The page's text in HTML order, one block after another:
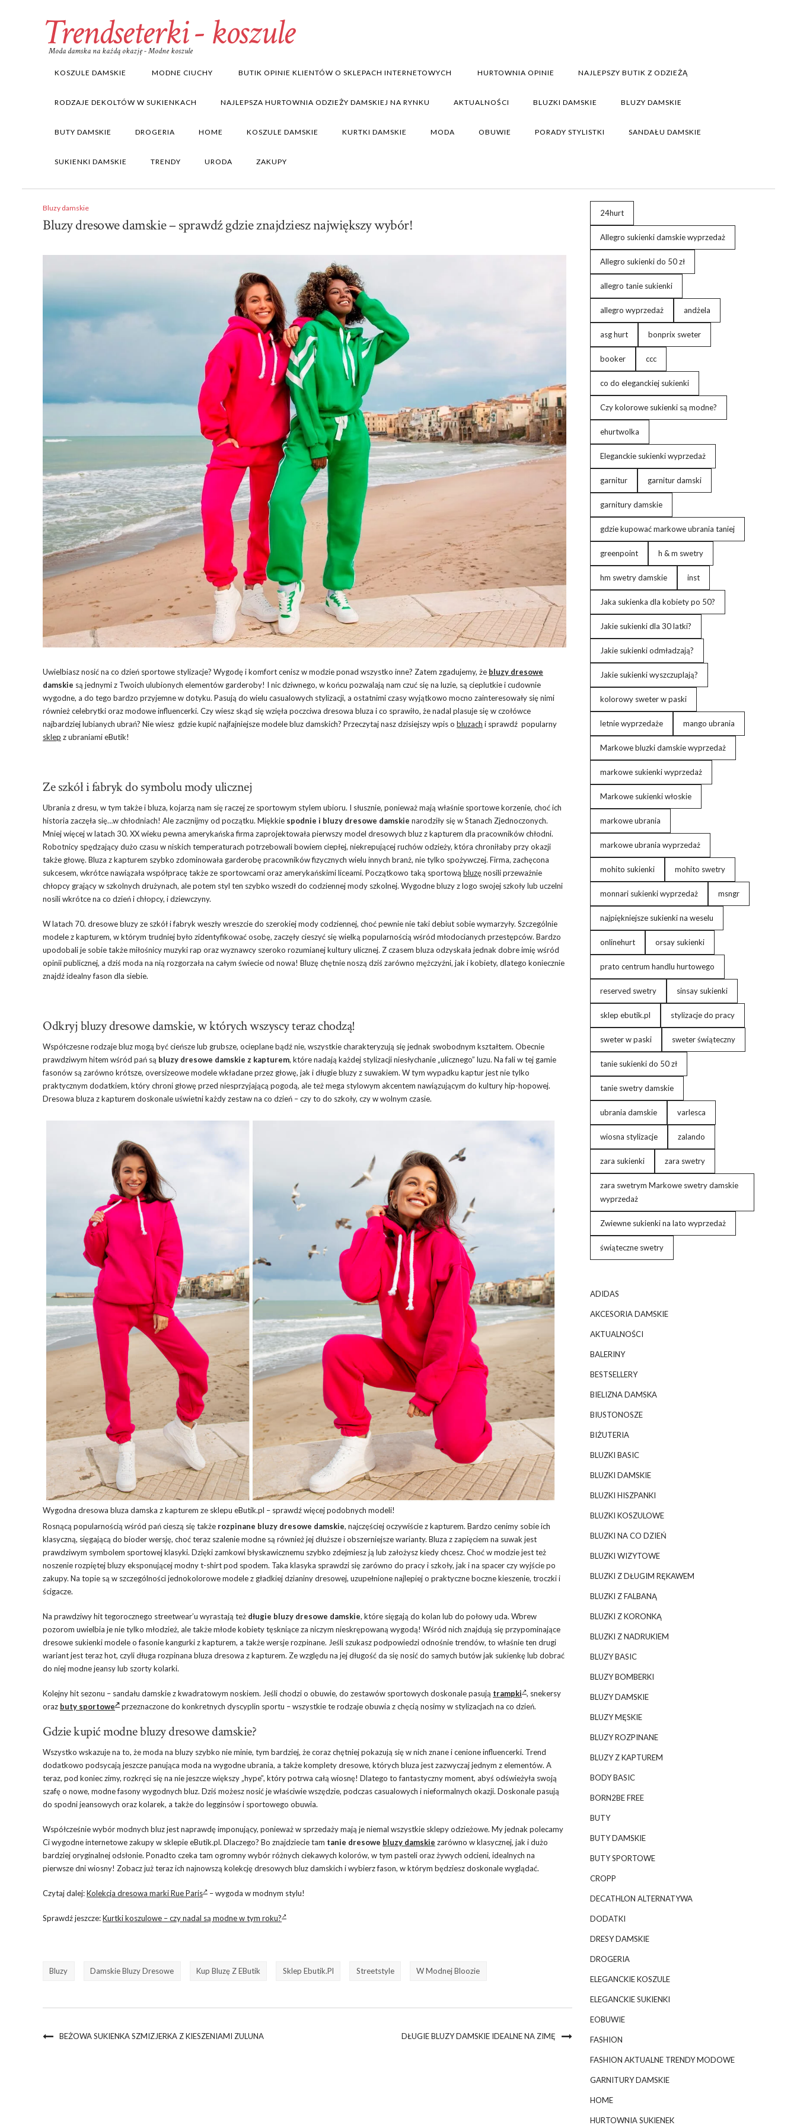
Trendseterki - koszule
Moda damska na każdą okazję - Modne koszule
KOSZULE DAMSKIE MODNE CIUCHY BUTIK OPINIE KLIENTÓW O SKLEPACH INTERNETOWYCH HURTOWNIA OPINIE NAJLEPSZY BUTIK Z ODZIEŻĄ
RODZAJE DEKOLTÓW W SUKIENKACH NAJLEPSZA HURTOWNIA ODZIEŻY DAMSKIEJ NA RYNKU AKTUALNOŚCI BLUZKI DAMSKIE BLUZY DAMSKIE
BUTY DAMSKIE DROGERIA HOME KOSZULE DAMSKIE KURTKI DAMSKIE MODA OBUWIE PORADY STYLISTKI SANDAŁU DAMSKIE
SUKIENKI DAMSKIE TRENDY URODA ZAKUPY
Bluzy damskie
Bluzy dresowe damskie – sprawdź gdzie znajdziesz największy wybór!
Uwielbiasz nosić na co dzień sportowe stylizacje? Wygodę i komfort cenisz w modzie ponad wszystko inne? Zatem zgadujemy, że bluzy dresowe
damskie są jednymi z Twoich ulubionych elementów garderoby! I nic dziwnego, w końcu pozwalają nam czuć się na luzie, są cieplutkie i cudownie
wygodne, a do tego bardzo przyjemne w dotyku. Pasują do wielu casualowych stylizacji, a ostatnimi czasy wyjątkowo mocno zainteresowały się nimi
również celebrytki oraz modowe influencerki. Czy wiesz skąd się wzięła poczciwa dresowa bluza i co sprawiło, że nadal plasuje się w czołówce
najbardziej lubianych ubrań? Nie wiesz gdzie kupić najfajniejsze modele bluz damskich? Przeczytaj nasz dzisiejszy wpis o bluzach i sprawdź popularny
sklep z ubraniami eButik!
Ze szkół i fabryk do symbolu mody ulicznej
Ubrania z dresu, w tym także i bluza, kojarzą nam się raczej ze sportowym stylem ubioru. I słusznie, ponieważ mają właśnie sportowe korzenie, choć ich
historia zaczęła się…w chłodniach! Ale zacznijmy od początku. Miękkie spodnie i bluzy dresowe damskie narodziły się w Stanach Zjednoczonych.
Mniej więcej w latach 30. XX wieku pewna amerykańska firma zaprojektowała pierwszy model dresowych bluz z kapturem dla pracowników chłodni.
Robotnicy spędzający dużo czasu w niskich temperaturach potrzebowali bowiem ciepłej, niekrepującej ruchów odzieży, która chroniłaby przy okazji
także głowę. Bluza z kapturem szybko zdominowała garderobę pracowników fizycznych wielu innych branż, nie tylko spożywczej. Firma, zachęcona
sukcesem, wkrótce nawiązała współpracę także ze sportowcami oraz amerykańskimi liceami. Początkowo taką sportową bluzęnosili przeważnie
chłopcy grający w szkolnych drużynach, ale potem styl ten szybko wszedł do codziennej mody szkolnej. Wygodne bluzy z logo swojej szkoły lub uczelni
nosili wkrótce na co dzień i chłopcy, i dziewczyny.
W latach 70. dresowe bluzy ze szkół i fabryk weszły wreszcie do szerokiej mody codziennej, choć pewnie nie taki debiut sobie wymarzyły. Szczególnie
modele z kapturem, w którym trudniej było zidentyfikować osobę, zaczęły cieszyć się wielką popularnością wśród młodocianych przestępców. Bardzo
upodobali je sobie także miłośnicy muzyki rap oraz wyznawcy szeroko rozumianej kultury ulicznej. Z czasem bluza odzyskała jednak dobre imię wśród
opinii publicznej, a dziś moda na nią rozgorzała na całym świecie od nowa! Bluzę chętnie noszą dziś zarówno mężczyźni, jak i kobiety, dlatego koniecznie
znajdź idealny fason dla siebie.
Odkryj bluzy dresowe damskie, w których wszyscy teraz chodzą!
Współczesne rodzaje bluz mogą być cieńsze lub grubsze, ocieplane bądź nie, wszystkie charakteryzują się jednak swobodnym kształtem. Obecnie
prawdziwym hitem wśród pań są bluzy dresowe damskie z kapturem, które nadają każdej stylizacji niesłychanie „ulicznego” luzu. Na fali w tej gamie
fasonów są zarówno krótsze, oversizeowe modele wkładane przez głowę, jak i długie bluzy z suwakiem. W tym wypadku kaptur jest nie tylko
praktycznym dodatkiem, który chroni głowę przed niesprzyjającą pogodą, ale też mega stylowym akcentem nawiązującym do kultury hip-hopowej.
Dresowa bluza z kapturem doskonale uświetni każdy zestaw na co dzień – czy to do szkoły, czy w wolnym czasie.
Wygodna dresowa bluza damska z kapturem ze sklepu eButik.pl – sprawdź więcej podobnych modeli!
Rosnącą popularnością wśród pań cieszą się także rozpinane bluzy dresowe damskie, najczęściej oczywiście z kapturem. Bardzo cenimy sobie ich
klasyczną, sięgającą do bioder wersję, choć teraz szalenie modne są również jej dłuższe i obszerniejsze warianty. Bluza z zapięciem na suwak jest
prawdziwym symbolem sportowej klasyki. Dzięki zamkowi błyskawicznemu szybko zdejmiesz ją lub założysz kiedy chcesz. Choć w modzie jest też
noszenie rozpiętej bluzy eksponującej modny t-shirt pod spodem. Taka klasyka sprawdzi się zarówno do pracy i szkoły, jak i na spacer czy wyjście po
zakupy. Na topie są w szczególności jednokolorowe modele z gładkiej dzianiny dresowej, uzupełnione najlepiej o praktyczne boczne kieszenie, troczki i
ścigacze.
Na prawdziwy hit tegorocznego streetwear’u wyrastają też długie bluzy dresowe damskie, które sięgają do kolan lub do połowy uda. Wbrew
pozorom uwielbia je nie tylko młodzież, ale także młode kobiety tęskniące za niczym nieskrępowaną wygodą! Wśród nich znajdują się przypominające
dresowe sukienki modele o fasonie kangurki z kapturem, a także wersje rozpinane. Jeśli szukasz podpowiedzi odnośnie trendów, to właśnie ten drugi
wariant jest teraz hot, czyli długa rozpinana bluza dresowa z kapturem. Ze względu na jej długość da się nosić do samych butów jak sukienkę lub dobrać
do niej modne jeansy lub szorty kolarki.
Kolejny hit sezonu – sandału damskie z kwadratowym noskiem. Jeśli chodzi o obuwie, do zestawów sportowych doskonale pasują trampki , snekersy
oraz buty sportowe przeznaczone do konkretnych dyscyplin sportu – wszystkie te rodzaje obuwia z chęcią nosimy w stylizacjach na co dzień.
Gdzie kupić modne bluzy dresowe damskie?
Wszystko wskazuje na to, że moda na bluzy szybko nie minie, tym bardziej, że coraz chętniej pokazują się w nich znane i cenione influencerki. Trend
dodatkowo podsycają jeszcze panująca moda na wygodne ubrania, a także komplety dresowe, których bluza jest zazwyczaj jednym z elementów. A
teraz, pod koniec zimy, rozkręci się na nie jeszcze większy „hype”, który potrwa całą wiosnę! Dlatego to fantastyczny moment, abyś odświeżyła swoją
szafę o nowe, modne fasony wygodnych bluz. Dziś możesz nosić je właściwie wszędzie, podczas casualowych i nieformalnych okazji. Doskonale pasują
do spodni jeansowych oraz kolarek, a także do legginsów i sportowego obuwia.
Współcześnie wybór modnych bluz jest naprawdę imponujący, ponieważ w sprzedaży mają je niemal wszystkie sklepy odzieżowe. My jednak polecamy
Ci wygodne internetowe zakupy w sklepie eButik.pl. Dlaczego? Bo znajdziecie tam tanie dresowe bluzy damskie zarówno w klasycznej, jak i dużo
bardziej oryginalnej odsłonie. Ponadto czeka tam ogromny wybór różnych ciekawych kolorów, w tym pasteli oraz żywych odcieni, idealnych na
pierwsze dni wiosny! Zobacz już teraz ich najnowszą kolekcję dresowych bluz damskich i wybierz fason, w którym będziesz doskonale wyglądać.
Czytaj dalej:Kolekcja dresowa marki Rue Paris – wygoda w modnym stylu!
Sprawdź jeszcze:Kurtki koszulowe – czy nadal są modne w tym roku?
Bluzy Damskie Bluzy Dresowe Kup Bluzę Z EButik Sklep Ebutik.pl Streetstyle W Modnej Bloozie
BEŻOWA SUKIENKA SZMIZJERKA Z KIESZENIAMI ZULUNA DŁUGIE BLUZY DAMSKIE IDEALNE NA ZIMĘ
24hurt
Allegro sukienki damskie wyprzedaż
Allegro sukienki do 50 zł
allegro tanie sukienki
allegro wyprzedaż andżela
asg hurt bonprix sweter
booker ccc
co do eleganckiej sukienki
Czy kolorowe sukienki są modne?
ehurtwolka
Eleganckie sukienki wyprzedaż
garnitur garnitur damski
garnitury damskie
gdzie kupować markowe ubrania taniej
greenpoint h & m swetry
hm swetry damskie inst
Jaka sukienka dla kobiety po 50?
Jakie sukienki dla 30 latki?
Jakie sukienki odmładzają?
Jakie sukienki wyszczuplają?
kolorowy sweter w paski
letnie wyprzedaże mango ubrania
Markowe bluzki damskie wyprzedaż
markowe sukienki wyprzedaż
Markowe sukienki włoskie
markowe ubrania
markowe ubrania wyprzedaż
mohito sukienki mohito swetry
monnari sukienki wyprzedaż msngr
najpiękniejsze sukienki na weselu
onlinehurt orsay sukienki
prato centrum handlu hurtowego
reserved swetry sinsay sukienki
sklep ebutik.pl stylizacje do pracy
sweter w paski sweter świąteczny
tanie sukienki do 50 zł
tanie swetry damskie
ubrania damskie varlesca
wiosna stylizacje zalando
zara sukienki zara swetry
zara swetrym Markowe swetry damskie
wyprzedaż
Zwiewne sukienki na lato wyprzedaż
świąteczne swetry
ADIDAS
AKCESORIA DAMSKIE
AKTUALNOŚCI
BALERINY
BESTSELLERY
BIELIZNA DAMSKA
BIUSTONOSZE
BIŻUTERIA
BLUZKI BASIC
BLUZKI DAMSKIE
BLUZKI HISZPANKI
BLUZKI KOSZULOWE
BLUZKI NA CO DZIEŃ
BLUZKI WIZYTOWE
BLUZKI Z DŁUGIM RĘKAWEM
BLUZKI Z FALBANĄ
BLUZKI Z KORONKĄ
BLUZKI Z NADRUKIEM
BLUZY BASIC
BLUZY BOMBERKI
BLUZY DAMSKIE
BLUZY MĘSKIE
BLUZY ROZPINANE
BLUZY Z KAPTUREM
BODY BASIC
BORN2BE FREE
BUTY
BUTY DAMSKIE
BUTY SPORTOWE
CROPP
DECATHLON ALTERNATYWA
DODATKI
DRESY DAMSKIE
DROGERIA
ELEGANCKIE KOSZULE
ELEGANCKIE SUKIENKI
EOBUWIE
FASHION
FASHION AKTUALNE TRENDY MODOWE
GARNITURY DAMSKIE
HOME
HURTOWNIA SUKIENEK